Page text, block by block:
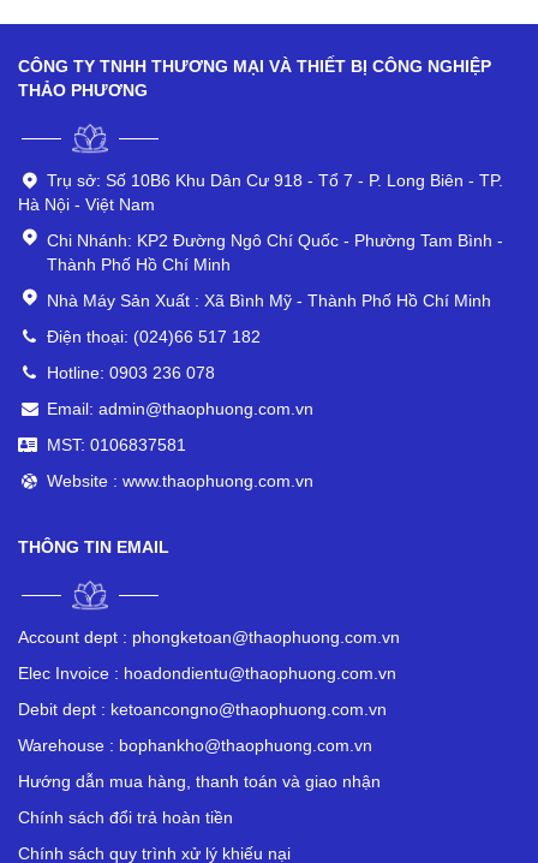
CÔNG TY TNHH THƯƠNG MẠI VÀ THIẾT BỊ CÔNG NGHIỆP
THẢO PHƯƠNG
Trụ sở: Số 10B6 Khu Dân Cư 918 - Tổ 7 - P. Long Biên - TP.
Hà Nội - Việt Nam
Chi Nhánh: KP2 Đường Ngô Chí Quốc - Phường Tam Bình -
Thành Phố Hồ Chí Minh
Nhà Máy Sản Xuất : Xã Bình Mỹ - Thành Phố Hồ Chí Minh
Điện thoại: (024)66 517 182
Hotline: 0903 236 078
Email: admin@thaophuong.com.vn
MST: 0106837581
Website : www.thaophuong.com.vn
THÔNG TIN EMAIL
Account dept : phongketoan@thaophuong.com.vn
Elec Invoice : hoadondientu@thaophuong.com.vn
Debit dept : ketoancongno@thaophuong.com.vn
Warehouse : bophankho@thaophuong.com.vn
Hướng dẫn mua hàng, thanh toán và giao nhận
Chính sách đổi trả hoàn tiền
Chính sách quy trình xử lý khiếu nại